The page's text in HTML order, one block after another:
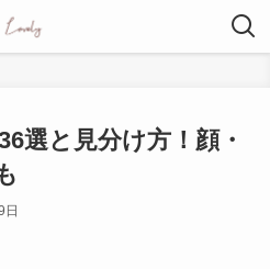
選と見分け方！顔・
日